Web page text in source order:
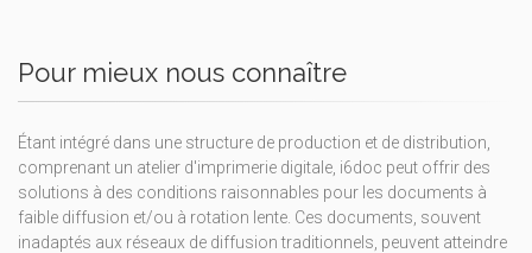
Pour mieux nous connaître
Étant intégré dans une structure de production et de distribution,
comprenant un atelier d'imprimerie digitale, i6doc peut offrir des
solutions à des conditions raisonnables pour les documents à
faible diffusion et/ou à rotation lente. Ces documents, souvent
inadaptés aux réseaux de diffusion traditionnels, peuvent atteindre